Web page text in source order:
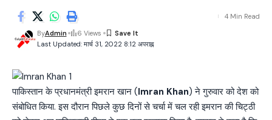
Last Updated: मार्च 31, 2022 8:12 अपराह्न
ByAdmin 6 Views
4 Min Read
पाकिस्तान के प्रधानमंत्री इमरान खान (Imran Khan) ने गुरुवार को देश को
संबोधित किया. इस दौरान पिछले कुछ दिनों से चर्चा में चल रही इमरान की चिट्ठी